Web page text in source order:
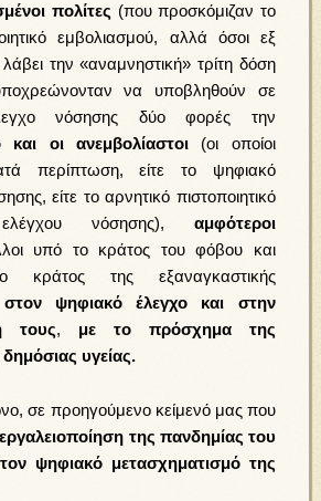
πολίτες (που προσκόμιζαν το
εμβολιασμού, αλλά όσοι εξ
την «αναμνηστική» τρίτη δόση
να υποβληθούν σε
νόσησης δύο φορές την
και οι ανεμβολίαστοι (οι οποίοι
περίπτωση, είτε το ψηφιακό
είτε το αρνητικό πιστοποιητικό
ελέγχου νόσησης), αμφότεροι
υπό το κράτος του φόβου και
της εξαναγκαστικής
στον ψηφιακό έλεγχο και στην
τους, με το πρόσχημα της
υγείας.
σε προηγούμενο κείμενό μας που
της πανδημίας του
ψηφιακό μετασχηματισμό της